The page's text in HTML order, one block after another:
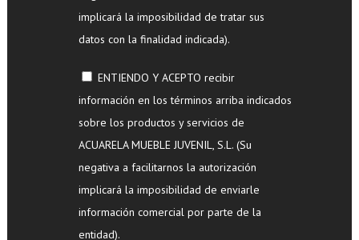
implicará la imposibilidad de tratar sus
datos con la finalidad indicada).
ENTIENDO Y ACEPTO recibir
información en los términos arriba indicados
sobre los productos y servicios de
ACUARELA MUEBLE JUVENIL, S.L. (Su
negativa a facilitarnos la autorización
implicará la imposibilidad de enviarle
información comercial por parte de la
entidad).